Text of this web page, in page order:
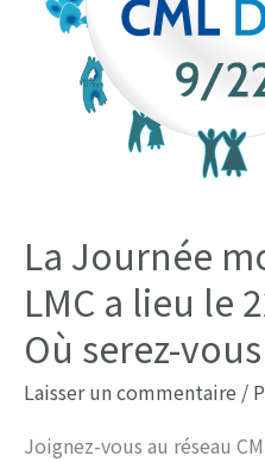
La Journée
LMC a lieu le
Où serez-
Laisser un commentaire /
Joignez-vous au réseau